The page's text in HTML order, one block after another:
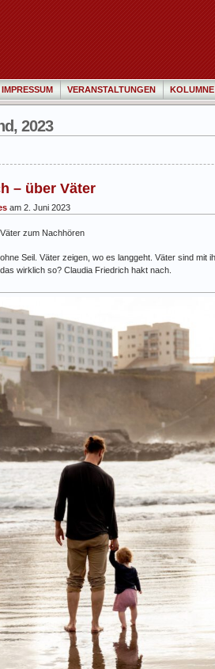
IMPRESSUM VERANSTALTUNGEN KOLUMNE
2023
– über Väter
am 2. Juni 2023
zum Nachhören
Seil. Väter zeigen, wo es langgeht. Väter sind
wirklich so? Claudia Friedrich hakt nach.